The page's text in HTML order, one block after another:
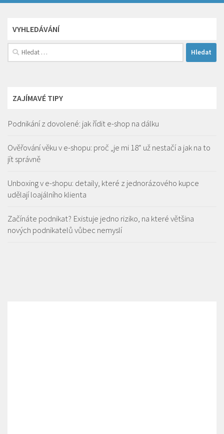
VYHLEDÁVÁNÍ
Vyhledávání
ZAJÍMAVÉ TIPY
Podnikání z dovolené: jak řídit e-shop na dálku
Ověřování věku v e-shopu: proč „je mi 18“ už nestačí a jak na to
jít správně
Unboxing v e-shopu: detaily, které z jednorázového kupce
udělají loajálního klienta
Začínáte podnikat? Existuje jedno riziko, na které většina
nových podnikatelů vůbec nemyslí